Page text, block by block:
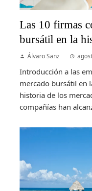
Las 10 firmas
bursátil en la
Álvaro Sanz
Introducción a las
mercado bursátil en
historia de los
compañías han